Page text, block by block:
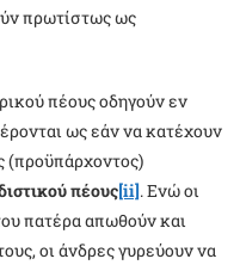
πρωτίστως ως
πέους οδηγούν εν
ως εάν να κατέχουν
(προϋπάρχοντος)
πέους[ii]. Ενώ οι
πατέρα απωθούν και
οι άνδρες γυρεύουν να